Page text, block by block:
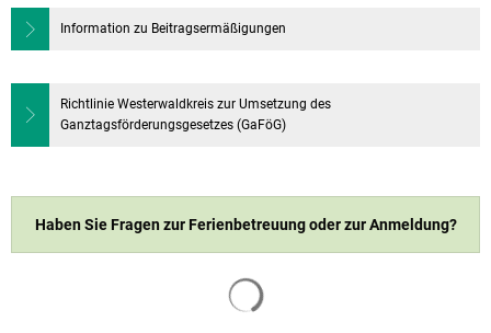
Information zu Beitragsermäßigungen
Richtlinie Westerwaldkreis zur Umsetzung des
Ganztagsförderungsgesetzes (GaFöG)
Haben Sie Fragen zur Ferienbetreuung oder zur Anmeldung?